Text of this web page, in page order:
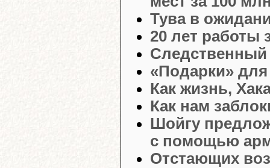
Тува в
20 лет работы
Следственный
«Подарки»
Как жизнь,
Как нам
Шойгу
с помощью
Отстающих